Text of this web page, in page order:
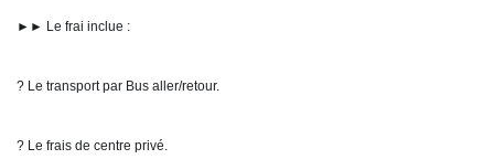
►► Le frai inclue :
? Le transport par Bus aller/retour.
? Le frais de centre privé.